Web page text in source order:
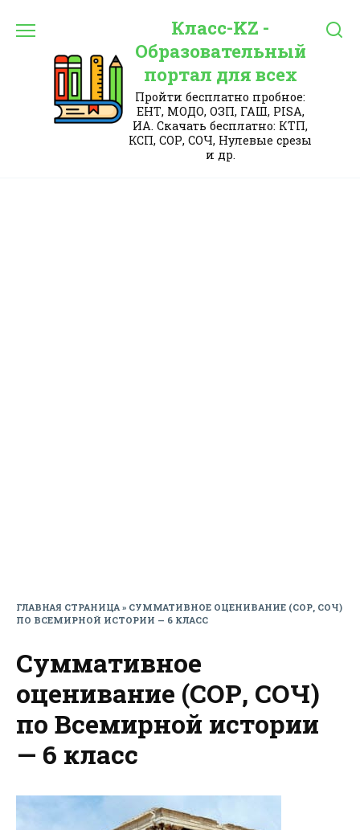
Класс-KZ -
Образовательный
портал для всех
Пройти бесплатно пробное:
ЕНТ, МОДО, ОЗП, ГАШ, PISA,
ИА. Скачать бесплатно: КТП,
КСП, СОР, СОЧ, Нулевые срезы
и др.
ГЛАВНАЯ СТРАНИЦА» СУММАТИВНОЕ ОЦЕНИВАНИЕ (СОР, СОЧ)
ПО ВСЕМИРНОЙ ИСТОРИИ — 6 КЛАСС
Суммативное
оценивание (СОР, СОЧ)
по Всемирной истории
— 6 класс